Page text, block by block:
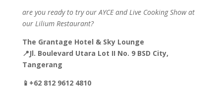
are you ready to try our AYCE and Live Cooking Show at
our Lilium Restaurant?
The Grantage Hotel & Sky Lounge
📍Jl. Boulevard Utara Lot II No. 9 BSD City,
Tangerang
📱+62 812 9612 4810